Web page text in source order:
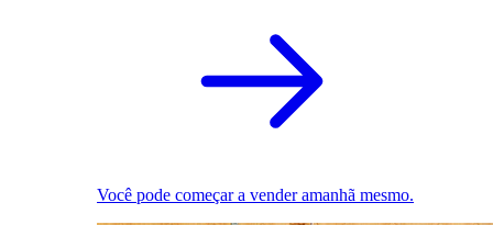
Você pode começar a vender amanhã mesmo.